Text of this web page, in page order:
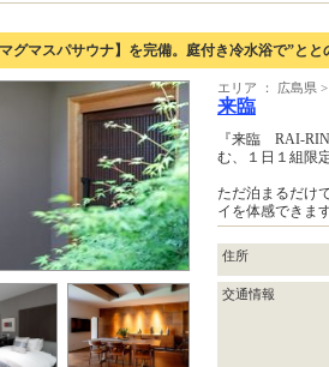
グマスパサウナ】を完備。庭付き冷水浴で”とと
エリア ： 広島県
来臨
『来臨 RAI-
む、１日１組限
ただ泊まるだけ
イを体感できま
住所
交通情報